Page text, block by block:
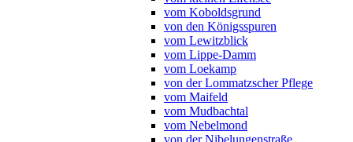
vom Koboldsgrund
von den Königsspuren
vom Lewitzblick
vom Lippe-Damm
vom Loekamp
von der Lommatzscher Pflege
vom Maifeld
vom Mudbachtal
vom Nebelmond
von der Nibelungenstraße